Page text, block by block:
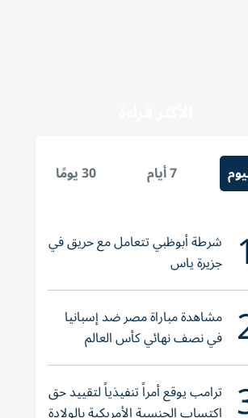
7 أيام 30 يومًا
شرطة أبوظبي تتعامل مع حريق في
جزيرة ياس
مشاهدة مباراة مصر ضد إسبانيا
في نصف نهائي كأس العالم
لناشئات اليد 2026
ترامب يوقع أمراً تنفيذياً لتقييد حق